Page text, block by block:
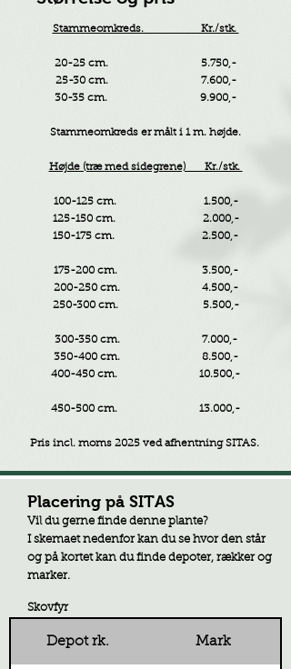
Stammeomkreds. Kr./stk.
20-25 cm. 5.750,-
25-30 cm. 7.600,-
30-35 cm. 9.900,-
Stammeomkreds er målt i 1 m. højde.
Højde (træ med sidegrene) Kr./stk.
100-125 cm. 1.500,-
125-150 cm. 2.000,-
150-175 cm. 2.500,-
175-200 cm. 3.500,-
200-250 cm. 4.500,-
250-300 cm. 5.500,-
300-350 cm. 7.000,-
350-400 cm. 8.500,-
400-450 cm. 10.500,-
450-500 cm. 13.000,-
Pris incl. moms 2025 ved afhentning SITAS.
Placering på SITAS
Vil du gerne finde denne plante?
I skemaet nedenfor kan du se hvor den står
og på kortet kan du finde depoter, rækker og
marker.
Skovfyr
Depot rk. Mark